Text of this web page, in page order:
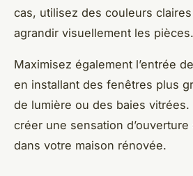
cas, utilisez des couleurs
agrandir visuellement les pièces.
Maximisez également l’entrée
en installant des fenêtres plus
de lumière ou des baies vitrées.
créer une sensation
dans votre maison rénovée.